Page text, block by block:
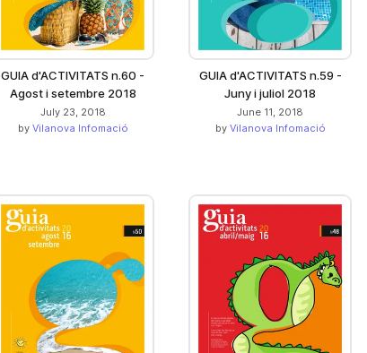
GUIA d'ACTIVITATS n.60 -
Agost i setembre 2018
July 23, 2018
by Vilanova Infomació
GUIA d'ACTIVITATS n.59 -
Juny i juliol 2018
June 11, 2018
by Vilanova Infomació